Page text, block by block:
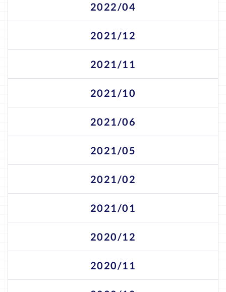
2022/04
2021/12
2021/11
2021/10
2021/06
2021/05
2021/02
2021/01
2020/12
2020/11